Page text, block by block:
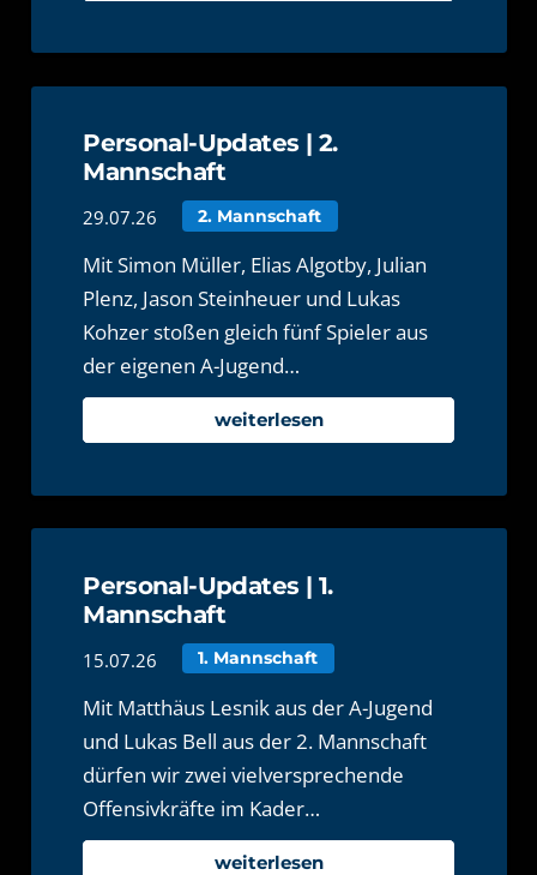
Personal-Updates | 2.
Mannschaft
29.07.26 2. Mannschaft
Mit Simon Müller, Elias Algotby, Julian
Plenz, Jason Steinheuer und Lukas
Kohzer stoßen gleich fünf Spieler aus
der eigenen A-Jugend…
weiterlesen
Personal-Updates | 1.
Mannschaft
15.07.26 1. Mannschaft
Mit Matthäus Lesnik aus der A-Jugend
und Lukas Bell aus der 2. Mannschaft
dürfen wir zwei vielversprechende
Offensivkräfte im Kader…
weiterlesen